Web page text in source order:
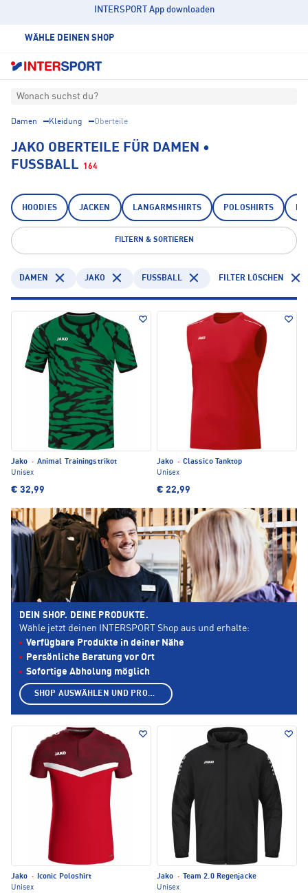
INTERSPORT App downloaden
WÄHLE DEINEN SHOP
Wonach suchst du?
Damen Kleidung Oberteile
JAKO OBERTEILE FÜR DAMEN •
FUSSBALL
164
HOODIES JACKEN LANGARMSHIRTS POLOSHIRTS
FILTERN & SORTIEREN
DAMEN JAKO FUSSBALL FILTER LÖSCHEN
Jako · Animal Trainingstrikot
Unisex
€ 32,99
Jako · Classico Tanktop
Unisex
€ 22,99
Jako · Iconic Poloshirt
Unisex
Jako ·
Team 2.0 Regenjacke
Unisex
DEIN SHOP. DEINE PRODUKTE.
Wähle jetzt deinen INTERSPORT Shop aus und erhalte:
Verfügbare Produkte in deiner Nähe
Persönliche Beratung vor Ort
Sofortige Abholung möglich
SHOP AUSWÄHLEN UND PRODUKTE ANZEIGEN